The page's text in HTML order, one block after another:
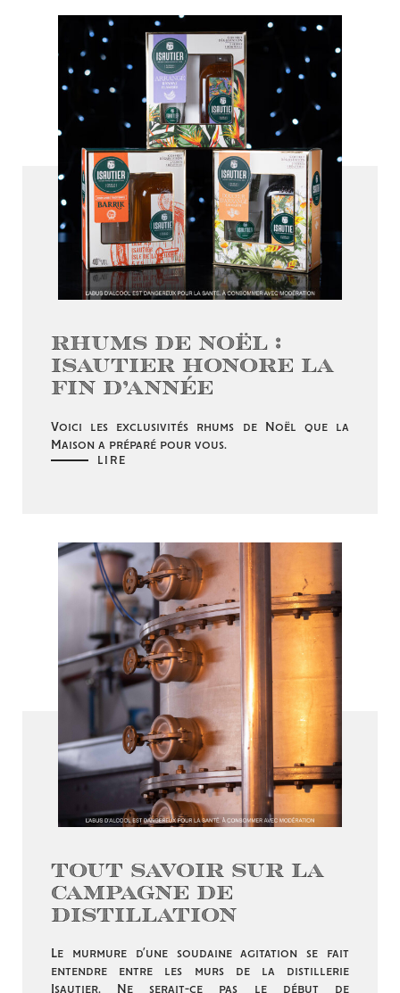
Rhums de Noël :
Isautier honore la
fin d’année
Voici les exclusivités rhums de Noël que la
Maison a préparé pour vous.
LIRE
Tout savoir sur la
campagne de
distillation
Le murmure d’une soudaine agitation se fait
entendre entre les murs de la distillerie
Isautier. Ne serait-ce pas le début de